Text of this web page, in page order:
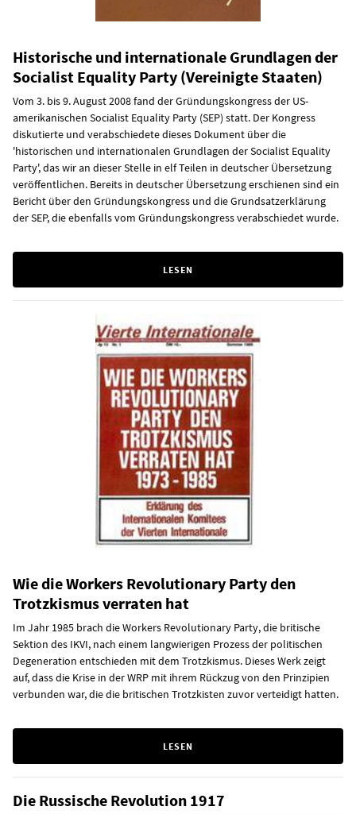
Historische und internationale Grundlagen der
Socialist Equality Party (Vereinigte Staaten)
Vom 3. bis 9. August 2008 fand der Gründungskongress der US-
amerikanischen Socialist Equality Party (SEP) statt. Der Kongress
diskutierte und verabschiedete dieses Dokument über die
'historischen und internationalen Grundlagen der Socialist Equality
Party', das wir an dieser Stelle in elf Teilen in deutscher Übersetzung
veröffentlichen. Bereits in deutscher Übersetzung erschienen sind ein
Bericht über den Gründungskongress und die Grundsatzerklärung
der SEP, die ebenfalls vom Gründungskongress verabschiedet wurde.
LESEN
Wie die Workers Revolutionary Party den
Trotzkismus verraten hat
Im Jahr 1985 brach die Workers Revolutionary Party, die britische
Sektion des IKVI, nach einem langwierigen Prozess der politischen
Degeneration entschieden mit dem Trotzkismus. Dieses Werk zeigt
auf, dass die Krise in der WRP mit ihrem Rückzug von den Prinzipien
verbunden war, die die britischen Trotzkisten zuvor verteidigt hatten.
LESEN
Die Russische Revolution 1917